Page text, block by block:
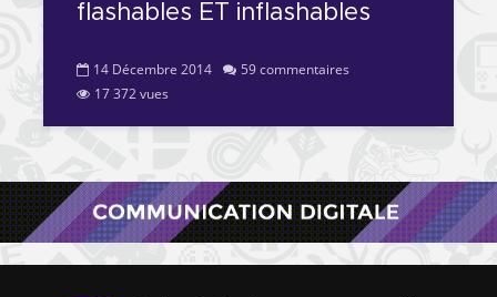
flashables ET inflashables
14 Décembre 2014
59 commentaires
17 372 vues